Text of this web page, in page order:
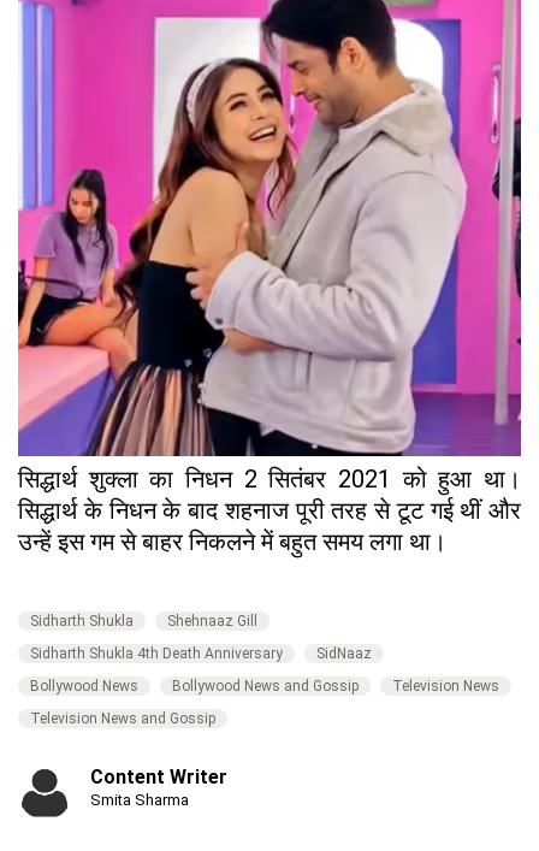
सिद्धार्थ शुक्ला का निधन 2 सितंबर 2021 को हुआ था।
सिद्धार्थ के निधन के बाद शहनाज पूरी तरह से टूट गई थीं और
उन्हें इस गम से बाहर निकलने में बहुत समय लगा था।
Sidharth Shukla
Shehnaaz Gill
Sidharth Shukla 4th Death Anniversary
SidNaaz
Bollywood News
Bollywood News and Gossip
Television News
Television News and Gossip
Content Writer
Smita Sharma